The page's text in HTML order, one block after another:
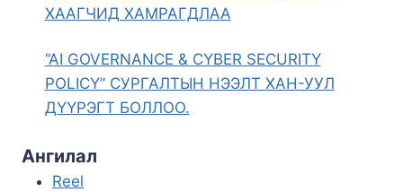
ХААГЧИД ХАМРАГДЛАА
“AI GOVERNANCE & CYBER SECURITY
POLICY” СУРГАЛТЫН НЭЭЛТ ХАН-УУЛ
ДҮҮРЭГТ БОЛЛОО.
Ангилал
Reel